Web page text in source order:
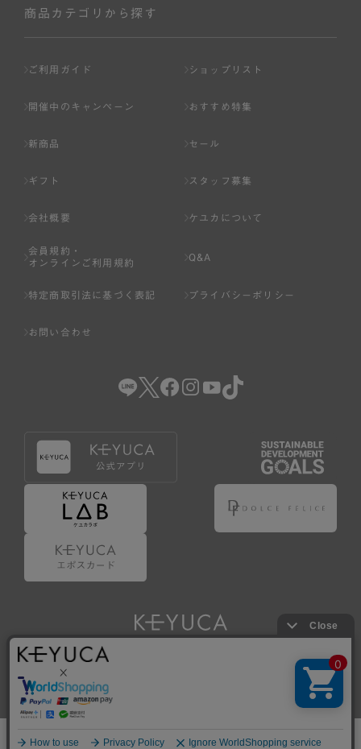
商品カテゴリから探す
ご利用ガイド ショップリスト
開催中のキャンペーン おすすめ特集
新商品 セール
ギフト スタッフ募集
会社概要 ケユカについて
会員規約・
オンラインご利用規約
Q&A
特定商取引法に基づく表記 プライバシーポリシー
お問い合わせ
Copyright © KAWAJUN Co., Ltd. All Rights Reserved.